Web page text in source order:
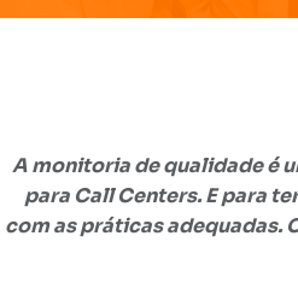
A monitoria de qualidade é
para Call Centers. E para
com as práticas adequadas.